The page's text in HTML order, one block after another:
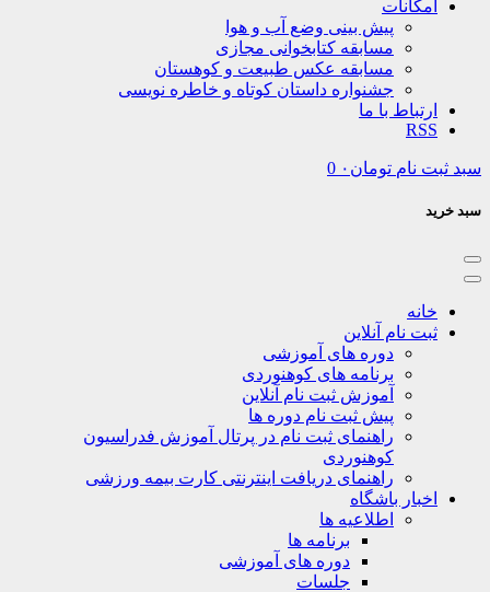
پیش بینی وضع آب و هوا
مسابقه کتابخوانی مجازی
مسابقه عکس طبیعت و کوهستان
جشنواره داستان کوتاه و خاطره نویسی
با ما
تومان۰ 0
آنلاین
دوره های آموزشی
برنامه های کوهنوردی
آموزش ثبت نام آنلاین
پیش ثبت نام دوره ها
راهنمای ثبت نام در پرتال آموزش فدراسیون
راهنمای دریافت اینترنتی کارت بیمه ورزشی
باشگاه
اطلاعیه ها
برنامه ها
دوره های آموزشی